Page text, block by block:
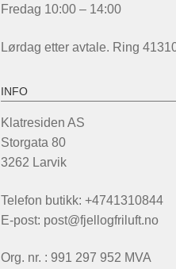
Fredag 10:00 – 14:00
Lørdag etter avtale. Ring
INFO
Klatresiden AS
Storgata 80
3262 Larvik
Telefon butikk: +4741310844
E-post: post@fjellogfriluft.no
Org. nr. : 991 297 952 MVA